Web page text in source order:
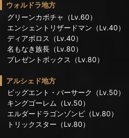
ウォルドラ地方
グリーンカボチャ（Lv.60）
エンシェントリザードマン（Lv.40）
ディアボロス（Lv.40）
名もなき族長（Lv.80）
プレゼントボックス（Lv.80）
アルシェド地方
ビッグエント・バーサーク（Lv.50）
キングゴーレム（Lv.50）
エルダードラゴンゾンビ（Lv.80）
トリックスター（Lv.80）